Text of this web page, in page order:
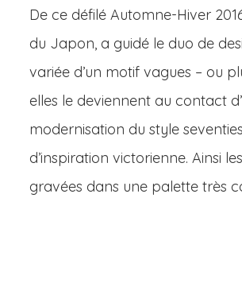
De ce défilé Automne-Hiver
du Japon, a guidé le duo de
variée d’un motif vagues – ou
elles le deviennent au contact
modernisation du style
d’inspiration victorienne. Ainsi
gravées dans une palette très